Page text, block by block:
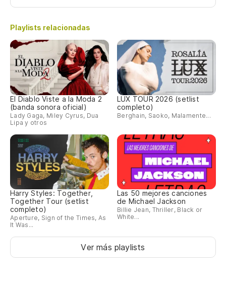
Playlists relacionadas
El Diablo Viste a la Moda 2
(banda sonora oficial)
Lady Gaga, Miley Cyrus, Dua
Lipa y otros
LUX TOUR 2026 (setlist
completo)
Berghain, Saoko, Malamente...
Harry Styles: Together,
Together Tour (setlist
completo)
Aperture, Sign of the Times, As
It Was...
Las 50 mejores canciones
de Michael Jackson
Billie Jean, Thriller, Black or
White...
Ver más playlists